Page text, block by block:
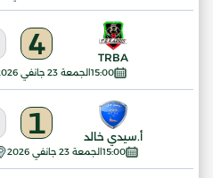
15:00الجمعة 23 جانفي 2026
TRBA
4
15:00الجمعة 23 جانفي 2026
أ.سيدي خالد 1